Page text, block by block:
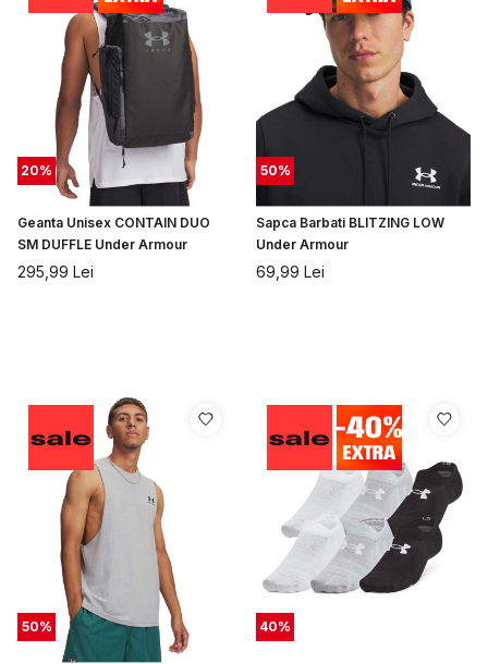
20%
Geanta Unisex CONTAIN DUO
SM DUFFLE Under Armour
295,99 Lei
50%
Sapca Barbati BLITZING LOW
Under Armour
69,99 Lei
50% 40%